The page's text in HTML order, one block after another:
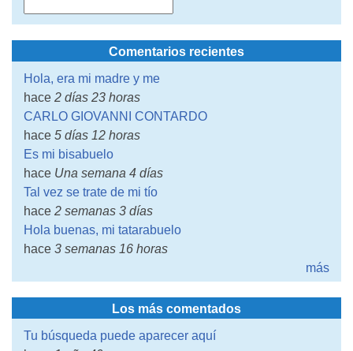
Comentarios recientes
Hola, era mi madre y me
hace 2 días 23 horas
CARLO GIOVANNI CONTARDO
hace 5 días 12 horas
Es mi bisabuelo
hace Una semana 4 días
Tal vez se trate de mi tío
hace 2 semanas 3 días
Hola buenas, mi tatarabuelo
hace 3 semanas 16 horas
más
Los más comentados
Tu búsqueda puede aparecer aquí